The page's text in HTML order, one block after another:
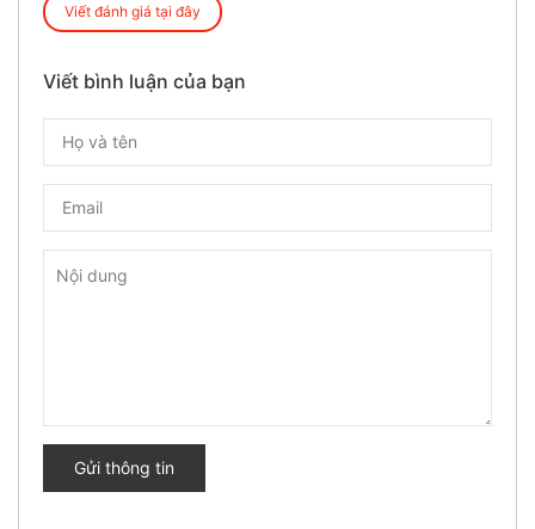
Viết đánh giá tại đây
Viết bình luận của bạn
Gửi thông tin